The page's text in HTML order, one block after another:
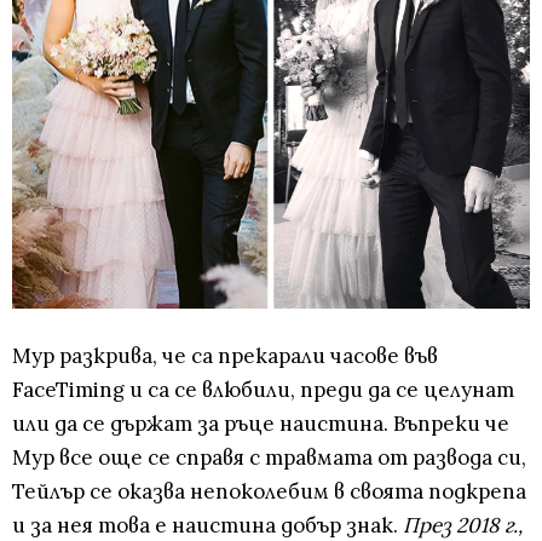
Мур разкрива, че са прекарали часове във
FaceTiming и са се влюбили, преди да се целунат
или да се държат за ръце наистина. Въпреки че
Мур все още се справя с травмата от развода си,
Тейлър се оказва непоколебим в своята подкрепа
и за нея това е наистина добър знак. През 2018 г.,